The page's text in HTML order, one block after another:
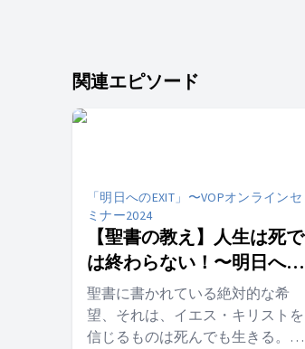
関連エピソード
「明日へのEXIT」〜VOPオンラインセ
ミナー2024
【聖書の教え】人生は死で
は終わらない！〜明日への
EXIT⑥〜【復活の主との出
会い】
聖書に書かれている絶対的な希
望、それは、イエス・キリストを
信じるものは死んでも生きる。再